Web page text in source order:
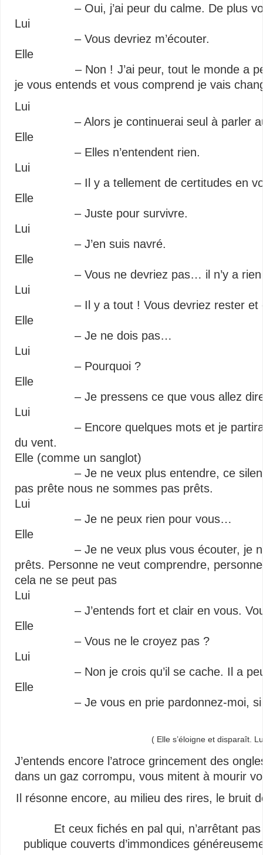
– Oui, j’ai peur du calme. De plus vous
Lui
– Vous devriez m’écouter.
Elle
– Non ! J’ai peur, tout le monde a peur
je vous entends et vous comprend je vais
Lui
– Alors je continuerai seul à parler
Elle
– Elles n’entendent rien.
Lui
– Il y a tellement de certitudes en
Elle
– Juste pour survivre.
Lui
– J’en suis navré.
Elle
– Vous ne devriez pas… il n’y a
Lui
– Il y a tout ! Vous devriez rester et
Elle
– Je ne dois pas…
Lui
– Pourquoi ?
Elle
– Je pressens ce que vous allez dire
Lui
– Encore quelques mots et je partirai,
du vent.
Elle (comme un sanglot)
– Je ne veux plus entendre, ce silence
pas prête nous ne sommes pas prêts.
Lui
– Je ne peux rien pour vous…
Elle
– Je ne veux plus vous écouter, je ne
prêts. Personne ne veut comprendre,
cela ne se peut pas
Lui
– J’entends fort et clair en vous. Vous
Elle
– Vous ne le croyez pas ?
Lui
– Non je crois qu’il se cache. Il a
Elle
– Je vous en prie pardonnez-moi, si je
( Elle s’éloigne et disparaît.
J’entends encore l’atroce grincement des
dans un gaz corrompu, vous mitent à mourir
Il résonne encore, au milieu des rires, le bruit
Et ceux fichés en pal qui, n’arrêtant
publique couverts d’immondices